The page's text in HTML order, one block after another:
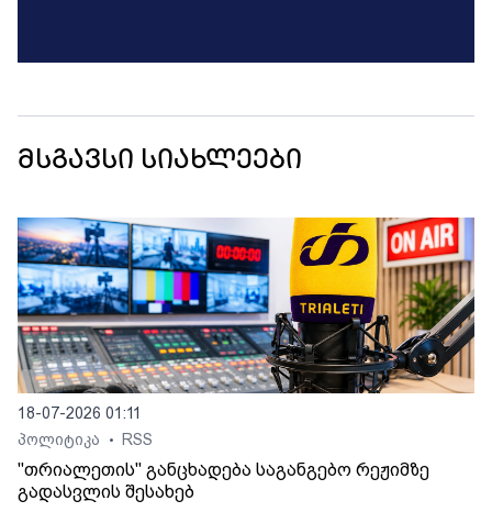
მსგავსი სიახლეები
18-07-2026 01:11
პოლიტიკა
• RSS
"თრიალეთის" განცხადება საგანგებო რეჟიმზე
გადასვლის შესახებ